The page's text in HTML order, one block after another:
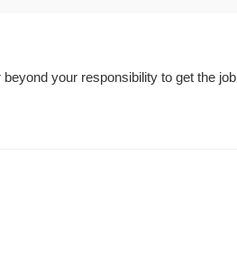
your responsibility to get the job